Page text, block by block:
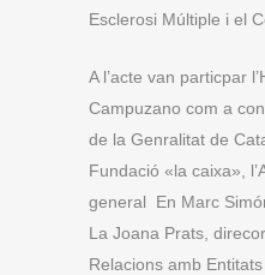
Esclerosi Múltiple i el
A l’acte van particpar
Campuzano com a
de la Genralitat de
Fundació «la caixa»,
general En Marc
La Joana Prats,
Relacions amb